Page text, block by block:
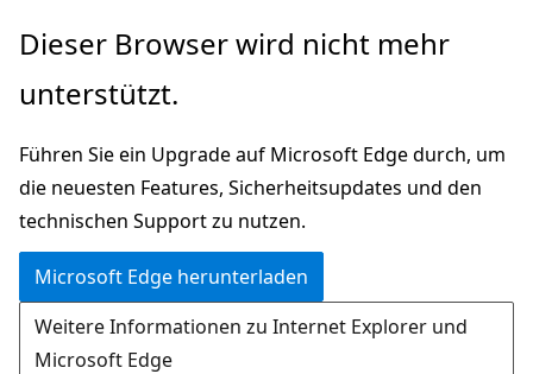
Zu
wechseln
Dieser Browser wird nicht mehr
unterstützt.
Führen Sie ein Upgrade auf Microsoft Edge durch, um
die neuesten Features, Sicherheitsupdates und den
technischen Support zu nutzen.
Microsoft Edge herunterladen
Weitere Informationen zu Internet Explorer und
Microsoft Edge